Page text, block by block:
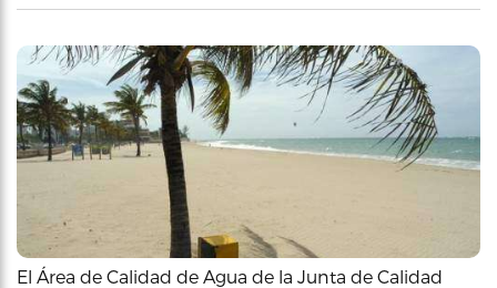
El Área de Calidad de Agua de la Junta de Calidad